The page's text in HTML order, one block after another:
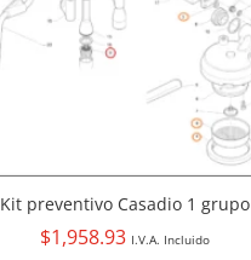
Kit preventivo Casadio 1 grupo
$1,958.93 I.V.A. Incluido